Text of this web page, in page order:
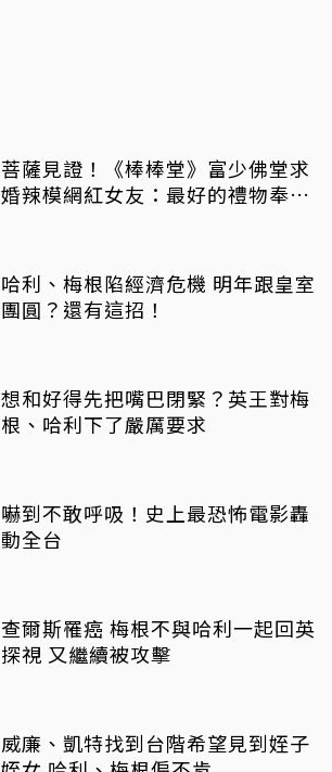
菩薩見證！《棒棒堂》富少佛堂求
婚辣模網紅女友：最好的禮物奉獻
哈利、梅根陷經濟危機 明年跟皇室
團圓？還有這招！
想和好得先把嘴巴閉緊？英王對梅
根、哈利下了嚴厲要求
嚇到不敢呼吸！史上最恐怖電影轟
動全台
查爾斯罹癌 梅根不與哈利一起回英
探視 又繼續被攻擊
威廉、凱特找到台階希望見到姪子